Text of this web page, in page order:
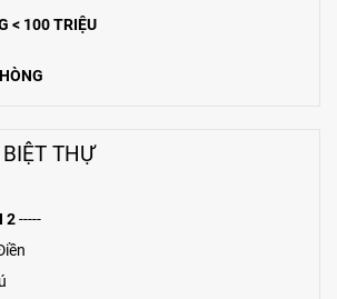
< 100 TRIỆU
THỰ
2-----